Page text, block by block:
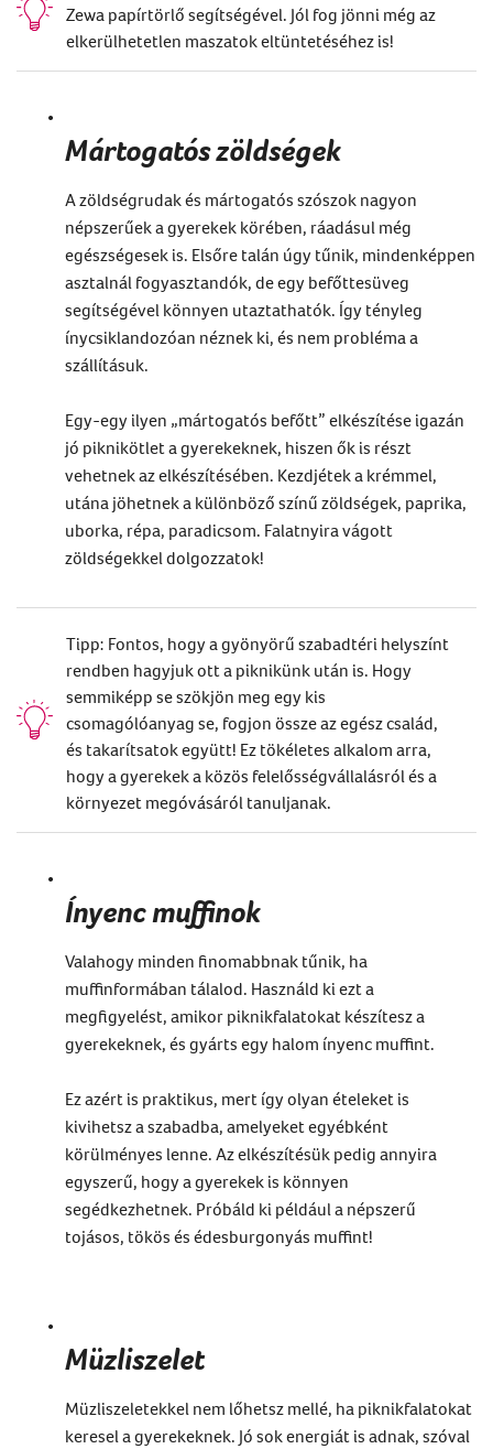
Zewa papírtörlő segítségével. Jól fog jönni még az
elkerülhetetlen maszatok eltüntetéséhez is!
Mártogatós zöldségek
A zöldségrudak és mártogatós szószok nagyon
népszerűek a gyerekek körében, ráadásul még
egészségesek is. Elsőre talán úgy tűnik, mindenképpen
asztalnál fogyasztandók, de egy befőttesüveg
segítségével könnyen utaztathatók. Így tényleg
ínycsiklandozóan néznek ki, és nem probléma a
szállításuk.
Egy-egy ilyen „mártogatós befőtt” elkészítése igazán
jó piknikötlet a gyerekeknek, hiszen ők is részt
vehetnek az elkészítésében. Kezdjétek a krémmel,
utána jöhetnek a különböző színű zöldségek, paprika,
uborka, répa, paradicsom. Falatnyira vágott
zöldségekkel dolgozzatok!
Tipp: Fontos, hogy a gyönyörű szabadtéri helyszínt
rendben hagyjuk ott a piknikünk után is. Hogy
semmiképp se szökjön meg egy kis
csomagólóanyag se, fogjon össze az egész család,
és takarítsatok együtt! Ez tökéletes alkalom arra,
hogy a gyerekek a közös felelősségvállalásról és a
környezet megóvásáról tanuljanak.
Ínyenc muffinok
Valahogy minden finomabbnak tűnik, ha
muffinformában tálalod. Használd ki ezt a
megfigyelést, amikor piknikfalatokat készítesz a
gyerekeknek, és gyárts egy halom ínyenc muffint.
Ez azért is praktikus, mert így olyan ételeket is
kivihetsz a szabadba, amelyeket egyébként
körülményes lenne. Az elkészítésük pedig annyira
egyszerű, hogy a gyerekek is könnyen
segédkezhetnek. Próbáld ki például a népszerű
tojásos, tökös és édesburgonyás muffint!
Müzliszelet
Müzliszeletekkel nem lőhetsz mellé, ha piknikfalatokat
keresel a gyerekeknek. Jó sok energiát is adnak, szóval